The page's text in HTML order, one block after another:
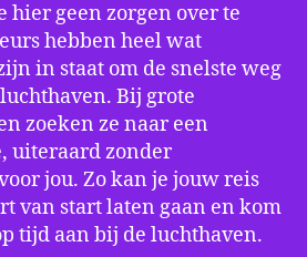
hier geen zorgen over te
hebben heel wat
in staat om de snelste weg
Bij grote
zoeken ze naar een
uiteraard zonder
jou. Zo kan je jouw reis
van start laten gaan en kom
tijd aan bij de luchthaven.